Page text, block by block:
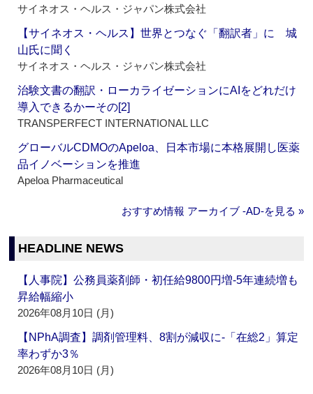
サイネオス・ヘルス・ジャパン株式会社
【サイネオス・ヘルス】世界とつなぐ「翻訳者」に 城
山氏に聞く
サイネオス・ヘルス・ジャパン株式会社
治験文書の翻訳・ローカライゼーションにAIをどれだけ
導入できるかーその[2]
TRANSPERFECT INTERNATIONAL LLC
グローバルCDMOのApeloa、日本市場に本格展開し医薬
品イノベーションを推進
Apeloa Pharmaceutical
おすすめ情報 アーカイブ ‐AD‐を見る »
HEADLINE NEWS
【人事院】公務員薬剤師・初任給9800円増‐5年連続増も
昇給幅縮小
2026年08月10日 (月)
【NPhA調査】調剤管理料、8割が減収に‐「在総2」算定
率わずか3％
2026年08月10日 (月)